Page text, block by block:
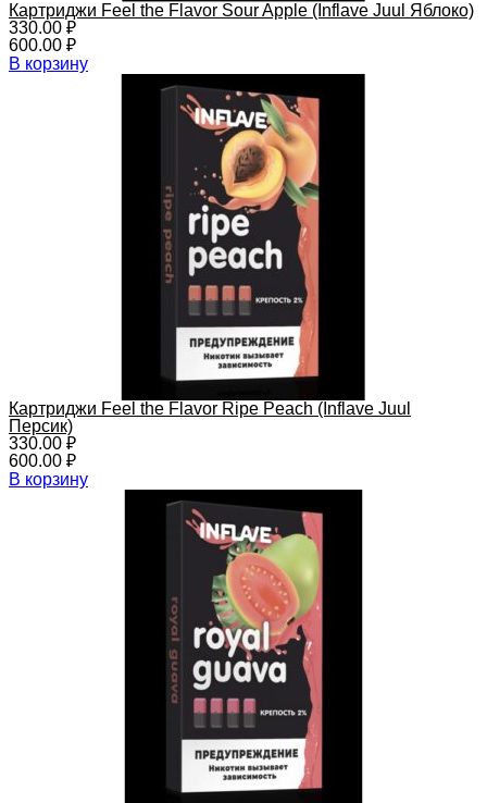
Картриджи Feel the Flavor Sour Apple (Inflave Juul Яблоко)
330.00 ₽
600.00 ₽
В корзину
Картриджи Feel the Flavor Ripe Peach (Inflave Juul
Персик)
330.00 ₽
600.00 ₽
В корзину